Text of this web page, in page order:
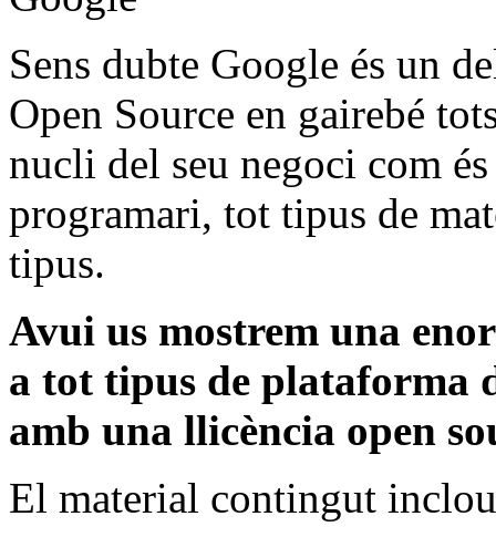
Sens dubte Google és un
Open Source en gairebé
nucli del seu negoci com
programari, tot tipus de
tipus.
Avui us mostrem una
a tot tipus de plataforma
amb una llicència open
El material contingut